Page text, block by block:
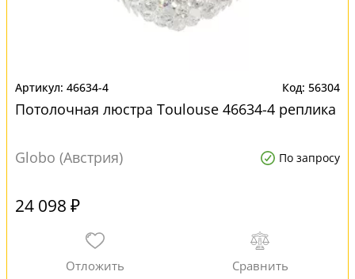
46634-4 56304
Потолочная люстра Toulouse 46634-4 реплика
Globo (Австрия) По запросу
24 098 ₽